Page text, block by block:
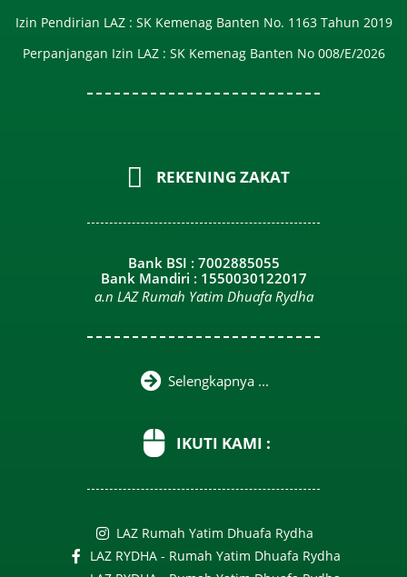
Izin Pendirian LAZ : SK Kemenag Banten No. 1163 Tahun 2019
Perpanjangan Izin LAZ : SK Kemenag Banten No 008/E/2026​
REKENING ZAKAT
Bank BSI : 7002885055
Bank Mandiri : 1550030122017
a.n LAZ Rumah Yatim Dhuafa Rydha
Selengkapnya ...
IKUTI KAMI :
LAZ Rumah Yatim Dhuafa Rydha
LAZ RYDHA - Rumah Yatim Dhuafa Rydha